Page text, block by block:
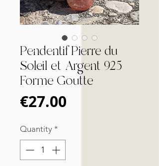
Pendentif Pierre du
Soleil et Argent 925
Forme Goutte
€27.00
Quantity *